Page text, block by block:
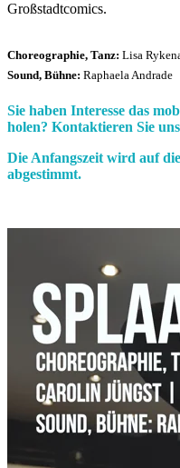
Großstadtcomics.
Choreographie, Tanz: Lisa
Sound, Bühne: Raphaela Andrade
Sie haben Interesse das
holen? Kontaktieren Sie
Die Anfangszeit wird auf
abgestimmt.